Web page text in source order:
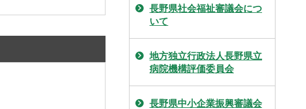
長野県社会福祉審議会につ
いて
地方独立行政法人長野県立
病院機構評価委員会
長野県中小企業振興審議会